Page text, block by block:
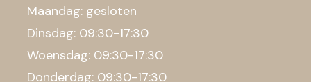
Maandag: gesloten
Dinsdag: 09:30-17:30
Woensdag: 09:30-17:30
Donderdag: 09:30-17:30